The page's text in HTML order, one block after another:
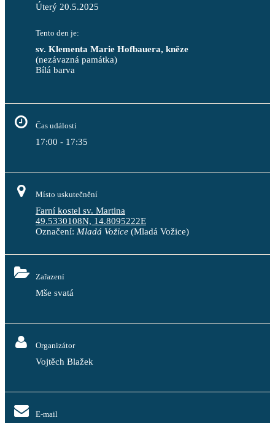
Úterý 20.5.2025
Tento den je:
sv. Klementa Marie Hofbauera, kněze
(nezávazná památka)
Bílá barva
Čas události
17:00 - 17:35
Místo uskutečnění
Farní kostel sv. Martina
49.5330108N, 14.8095222E
Označení: Mladá Vožice (Mladá Vožice)
Zařazení
Mše svatá
Organizátor
Vojtěch Blažek
E-mail